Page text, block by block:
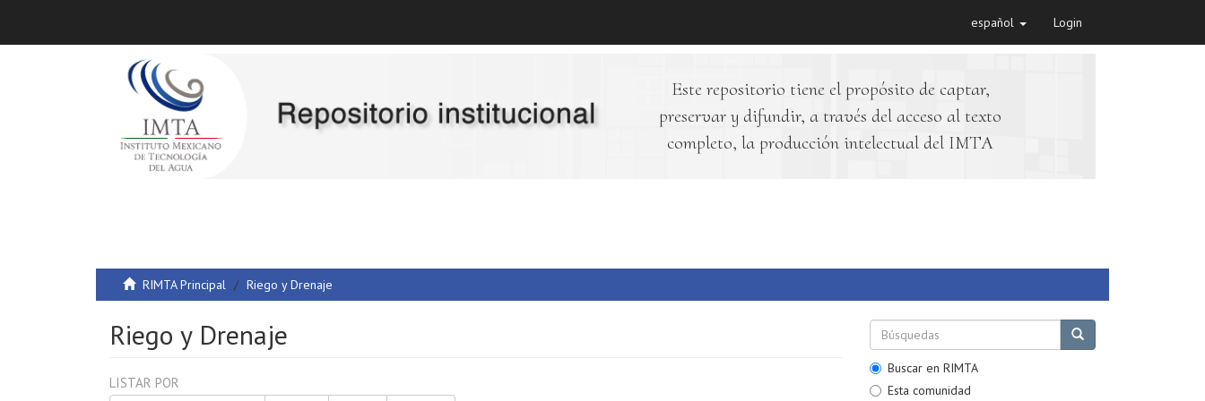
español Login
Este repositorio tiene el propósito de captar,
preservar y difundir, a través del acceso al texto
completo, la producción intelectual del IMTA
RIMTA Principal Riego y Drenaje
Riego y Drenaje
LISTAR POR
Buscar en RIMTA
Esta comunidad